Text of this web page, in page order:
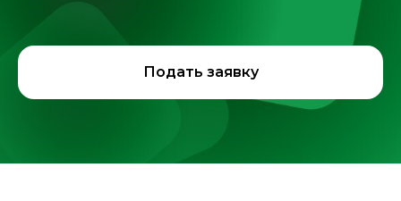
Подать заявку